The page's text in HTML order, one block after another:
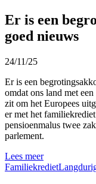
Er is een
goed nieuws
24/11/25
Er is een
omdat ons land met
zit om het Europees
er met het
pensioenmalus twee
parlement.
Lees meer
Familiekrediet